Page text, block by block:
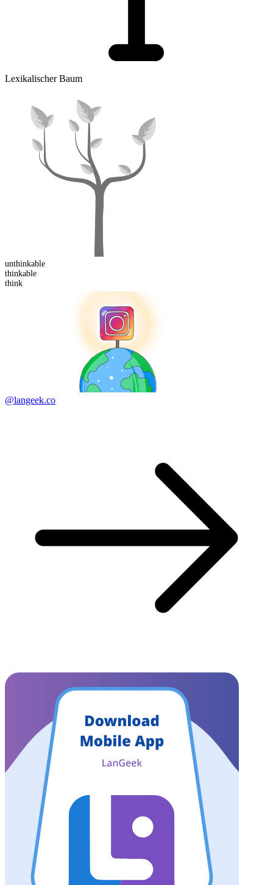
Lexikalischer Baum
unthinkable
thinkable
think
@langeek.co